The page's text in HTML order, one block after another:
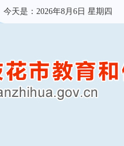
今天是： 2026年8月6日 星期四